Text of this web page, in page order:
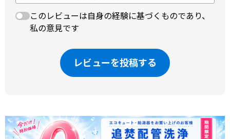
このレビューは自身の経験に基づくものであり、
私の意見です
レビューを投稿する